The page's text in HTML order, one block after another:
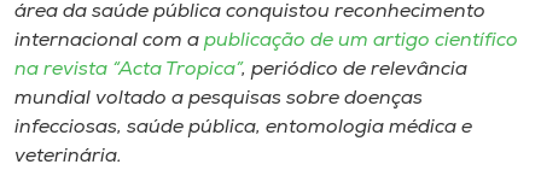
Biblioteca
Editora
Rádio
área da saúde pública conquistou reconhecimento
internacional com a publicação de um artigo científico
na revista “Acta Tropica”, periódico de relevância
mundial voltado a pesquisas sobre doenças
infecciosas, saúde pública, entomologia médica e
veterinária.